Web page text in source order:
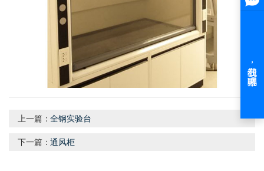
上一篇：全钢实验台
下一篇：通风柜